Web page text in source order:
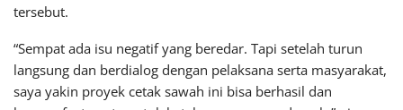
tersebut.
“Sempat ada isu negatif yang beredar. Tapi setelah turun
langsung dan berdialog dengan pelaksana serta masyarakat,
saya yakin proyek cetak sawah ini bisa berhasil dan